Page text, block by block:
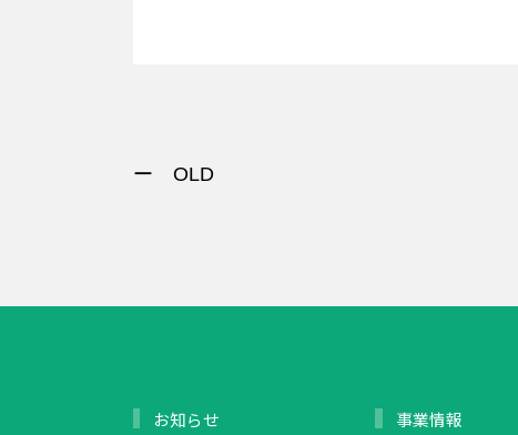
ー OLD
お知らせ
事業情報